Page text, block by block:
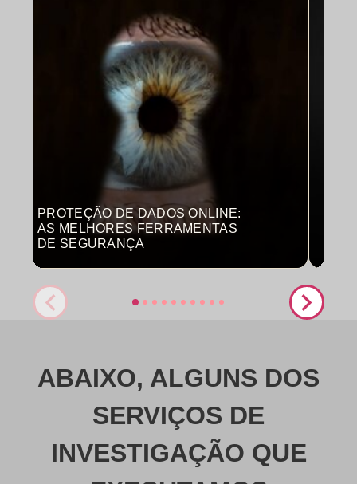
PROTEÇÃO DE DADOS ONLINE:
AS MELHORES FERRAMENTAS
DE SEGURANÇA
ABAIXO, ALGUNS DOS
SERVIÇOS DE
INVESTIGAÇÃO QUE